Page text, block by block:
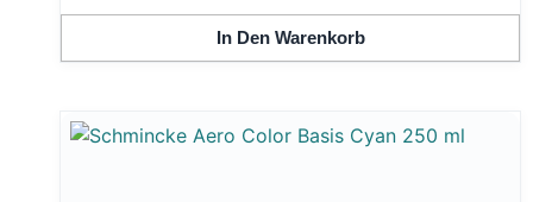
In Den Warenkorb